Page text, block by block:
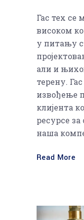
Гас тех се
високом
у питању
али и
терену.
извођење
клијента
ресурсе
наша
Read More